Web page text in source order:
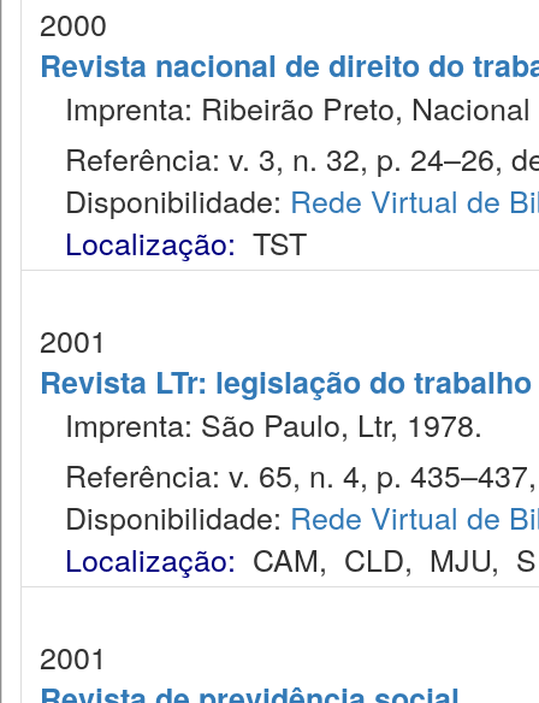
2000
Revista nacional de direito do
Imprenta: Ribeirão Preto,
Referência: v. 3, n. 32, p. 24–26,
Disponibilidade: Rede Virtual de
Localização: TST
2001
Revista LTr: legislação do trabalho
Imprenta: São Paulo, Ltr, 1978.
Referência: v. 65, n. 4, p.
Disponibilidade: Rede Virtual de
Localização: CAM, CLD, MJU,
2001